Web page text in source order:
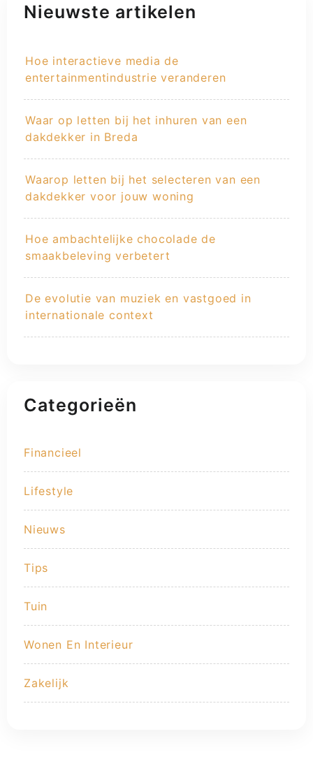
Nieuwste artikelen
Hoe interactieve media de
entertainmentindustrie veranderen
Waar op letten bij het inhuren van een
dakdekker in Breda
Waarop letten bij het selecteren van een
dakdekker voor jouw woning
Hoe ambachtelijke chocolade de
smaakbeleving verbetert
De evolutie van muziek en vastgoed in
internationale context
Categorieën
Financieel
Lifestyle
Nieuws
Tips
Tuin
Wonen En Interieur
Zakelijk